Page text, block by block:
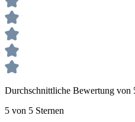
Durchschnittliche Bewertung von
5 von 5 Sternen